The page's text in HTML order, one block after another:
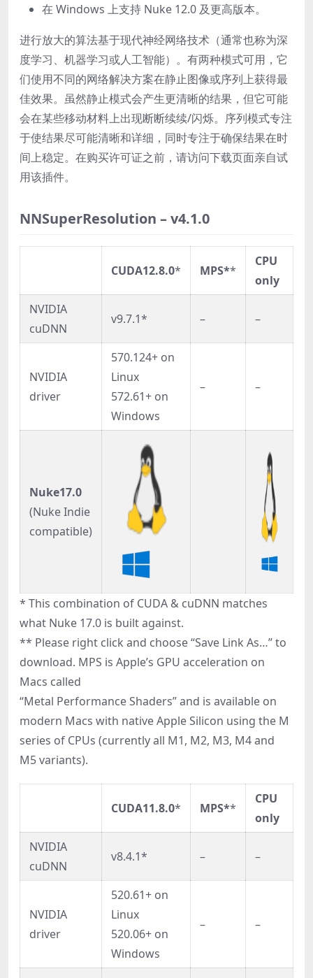
在 Windows 上支持 Nuke 12.0 及更高版本。
进行放大的算法基于现代神经网络技术（通常也称为深
度学习、机器学习或人工智能）。有两种模式可用，它
们使用不同的网络解决方案在静止图像或序列上获得最
佳效果。虽然静止模式会产生更清晰的结果，但它可能
会在某些移动材料上出现断断续续/闪烁。序列模式专注
于使结果尽可能清晰和详细，同时专注于确保结果在时
间上稳定。在购买许可证之前，请访问下载页面亲自试
用该插件。
NNSuperResolution – v4.1.0
CUDA12.8.0* MPS**
CPU
only
NVIDIA
cuDNN
v9.7.1* – –
NVIDIA
driver
570.124+ on
Linux
572.61+ on
Windows
– –
Nuke17.0
(Nuke Indie
compatible)
* This combination of CUDA & cuDNN matches
what Nuke 17.0 is built against.
** Please right click and choose “Save Link As…” to
download. MPS is Apple’s GPU acceleration on
Macs called
“Metal Performance Shaders” and is available on
modern Macs with native Apple Silicon using the M
series of CPUs (currently all M1, M2, M3, M4 and
M5 variants).
CUDA11.8.0* MPS**
CPU
only
NVIDIA
cuDNN
v8.4.1* – –
NVIDIA
driver
520.61+ on
Linux
520.06+ on
Windows
– –